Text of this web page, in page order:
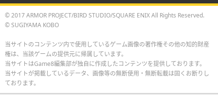
© 2017 ARMOR PROJECT/BIRD STUDIO/SQUARE ENIX All Rights Reserved.
© SUGIYAMA KOBO
当サイトのコンテンツ内で使用しているゲーム画像の著作権その他の知的財産
権は、当該ゲームの提供元に帰属しています。
当サイトはGame8編集部が独自に作成したコンテンツを提供しております。
当サイトが掲載しているデータ、画像等の無断使用・無断転載は固くお断りし
ております。